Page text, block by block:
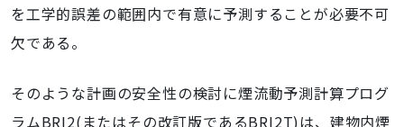
を工学的誤差の範囲内で有意に予測することが必要不可
欠である。
そのような計画の安全性の検討に煙流動予測計算プログ
ラムBRI2(またはその改訂版であるBRI2T)は、建物内煙